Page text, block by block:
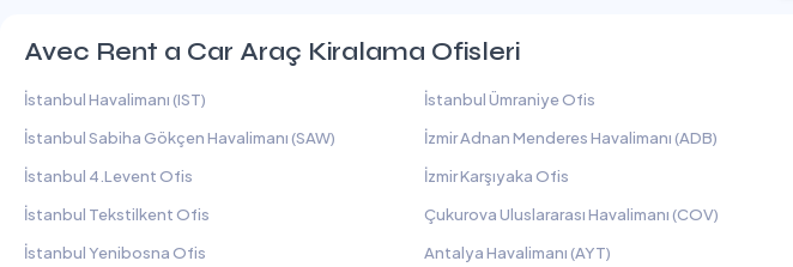
Avec Rent a Car Araç Kiralama Ofisleri
İstanbul Havalimanı (IST)
İstanbul Sabiha Gökçen Havalimanı (SAW)
İstanbul 4.Levent Ofis
İstanbul Tekstilkent Ofis
İstanbul Yenibosna Ofis
İstanbul Ümraniye Ofis
İzmir Adnan Menderes Havalimanı (ADB)
İzmir Karşıyaka Ofis
Çukurova Uluslararası Havalimanı (COV)
Antalya Havalimanı (AYT)